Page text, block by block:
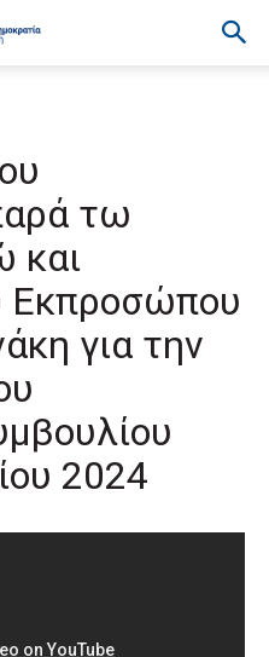
τω
και
Εκπροσώπου
για την
2024